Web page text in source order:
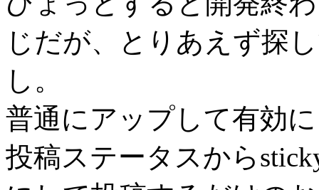
じだが、とりあえず探
し。
普通にアップして有効
投稿ステータスから